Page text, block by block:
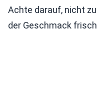
Achte darauf, nicht
der Geschmack